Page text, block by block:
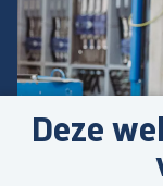
Deze